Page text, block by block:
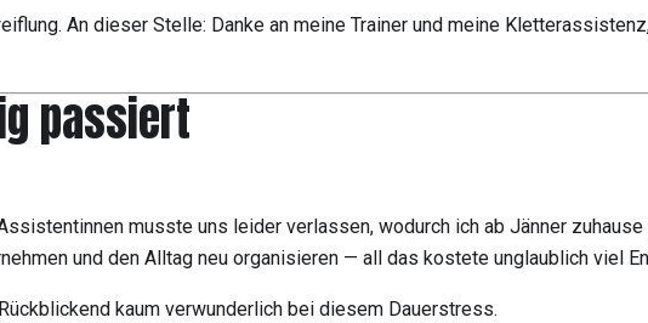
An dieser Stelle: Danke an meine Trainer und meine
passiert
musste uns leider verlassen, wodurch ich ab Jänner
und den Alltag neu organisieren — all das kostete unglaublich viel
kaum verwunderlich bei diesem Dauerstress.